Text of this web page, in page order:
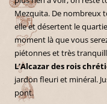
Mezquita. De nombreux
elle et désertent le
moment là que vous
piétonnes et très
L’Alcazar des rois
jardon fleuri et minéral.
pont.